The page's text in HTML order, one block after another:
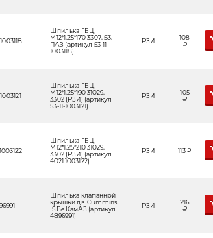
Шпилька ГБЦ
М12*1,25*170 3307, 53,
ПАЗ (артикул 53-11-
1003118)
РЗИ
108
Р
Шпилька ГБЦ
М12*1,25*190 31029,
3302 (РЗИ) (артикул
53-11-1003121)
РЗИ
105
Р
Шпилька ГБЦ
М12*1,25*210 31029,
3302 (РЗИ) (артикул
4021.1003122)
РЗИ 113Р
Шпилька клапанной
крышки дв. Cummins
ISBe КамАЗ (артикул
4896991)
РЗИ
216
Р